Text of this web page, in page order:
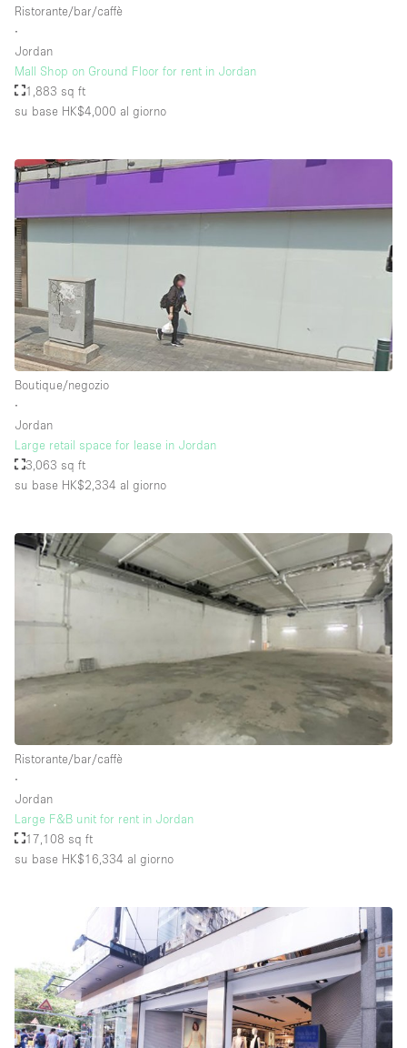
Piano/Accesso
Seminterrato
Piano terra su strada
Terrazza
Altro
Ristorante/bar/caffè
∙
Jordan
Mall Shop on Ground Floor for rent in Jordan
1,883 sq ft
su base HK$4,000 al giorno
Boutique/negozio
∙
Jordan
Large retail space for lease in Jordan
3,063 sq ft
su base HK$2,334 al giorno
Ristorante/bar/caffè
∙
Jordan
Large F&B unit for rent in Jordan
17,108 sq ft
su base HK$16,334 al giorno